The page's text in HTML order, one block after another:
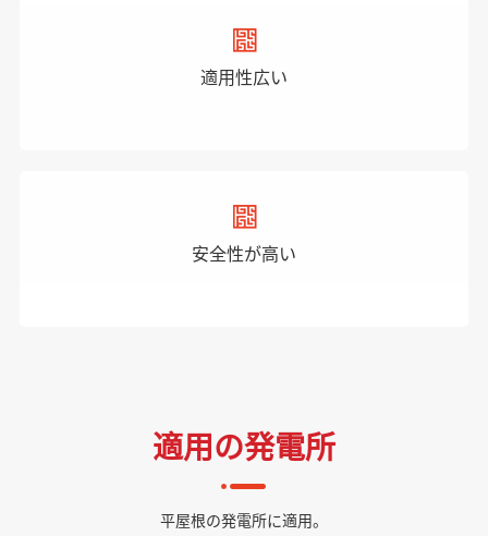
適用性広い
安全性が高い
適用の発電所
平屋根の発電所に適用。